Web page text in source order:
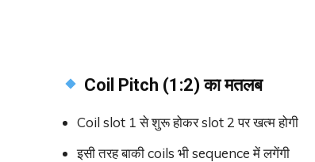
Coil Pitch (1:2) का मतलब
Coil slot 1 से शुरू होकर slot 2 पर खत्म होगी
इसी तरह बाकी coils भी sequence में लगेंगी